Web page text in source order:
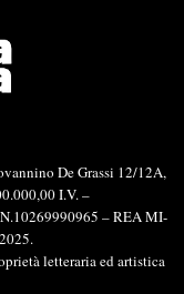
De Grassi 12/12A,
I.V. –
– REA MI-
letteraria ed artistica